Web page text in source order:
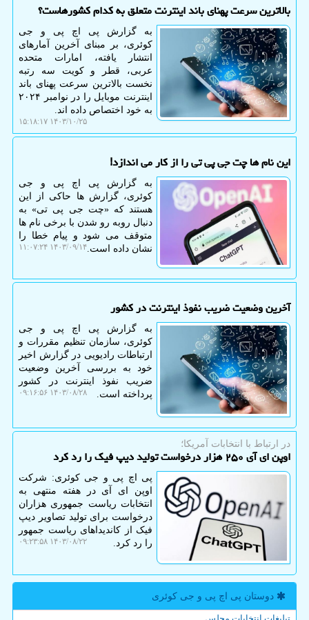
بالاترین سرعت پهنای باند اینترنت متعلق به کدام کشورهاست؟
به گزارش پی اچ پی و جی
کوئری، بر مبنای آخرین آمارهای
انتشار یافته، امارات متحده
عربی، قطر و کویت سه رتبه
نخست بالاترین سرعت پهنای باند
اینترنت موبایل را در نوامبر ۲۰۲۴
به خود اختصاص داده اند.
۱۴۰۳/۱۰/۲۵ ۱۵:۱۸:۱۷
این نام ها چت جی پی تی را از کار می اندازد!
به گزارش پی اچ پی و جی
کوئری، گزارش ها حاکی از این
هستند که «چت جی پی تی» به
دنبال روبه رو شدن با برخی نام ها
متوقف می شود و پیام خطا را
نشان داده است.۱۴۰۳/۰۹/۱۴ ۱۱:۰۷:۲۴
آخرین وضعیت ضریب نفوذ اینترنت در کشور
به گزارش پی اچ پی و جی
کوئری، سازمان تنظیم مقررات و
ارتباطات رادیویی در گزارش اخیر
خود به بررسی آخرین وضعیت
ضریب نفوذ اینترنت در کشور
پرداخته است.
۱۴۰۳/۰۸/۲۸ ۰۹:۱۶:۵۶
در ارتباط با انتخابات آمریكا؛
اوپن ای آی ۲۵۰ هزار درخواست تولید دیپ فیک را رد کرد
پی اچ پی و جی کوئری: شرکت
اوپن ای آی در هفته منتهی به
انتخابات ریاست جمهوری هزاران
درخواست برای تولید تصاویر دیپ
فیک از کاندیداهای ریاست جمهور
را رد کرد.
۱۴۰۳/۰۸/۲۲ ۰۹:۲۳:۵۸
دوستان پی اچ پی و جی كوئری